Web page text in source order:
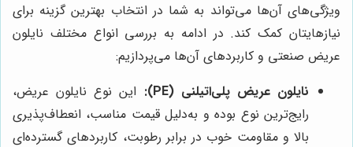
ویژگی‌های آن‌ها می‌تواند به شما در انتخاب بهترین گزینه برای
نیازهایتان کمک کند. در ادامه به بررسی انواع مختلف نایلون
عریض صنعتی و کاربردهای آن‌ها می‌پردازیم:
نایلون عریض پلی‌اتیلنی (PE):
این نوع نایلون عریض،
رایج‌ترین نوع بوده و به‌دلیل قیمت مناسب، انعطاف‌پذیری
بالا و مقاومت خوب در برابر رطوبت، کاربردهای گسترده‌ای